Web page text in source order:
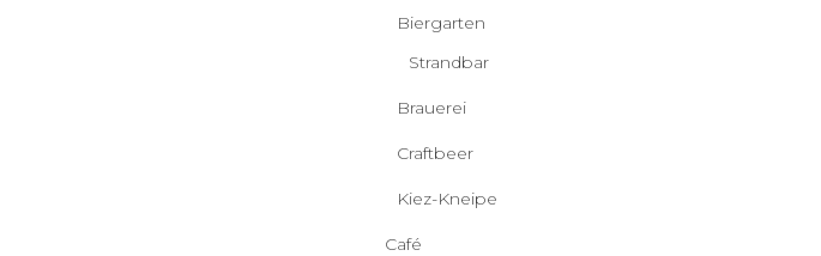
Biergarten
Strandbar
Brauerei
Craftbeer
Kiez-Kneipe
Café